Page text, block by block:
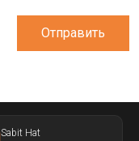
Отправить
Sabit Hat